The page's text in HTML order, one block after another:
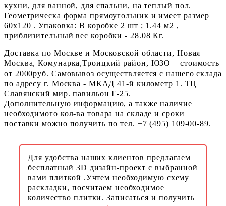
кухни, для ванной, для спальни, на теплый пол.
Геометрическа форма прямоугольник и имеет размер
60x120 . Упаковка: В коробке 2 шт ; 1.44 м2 ,
приблизительный вес коробки - 28.08 Кг.
Доставка по Москве и Московской области, Новая
Москва, Комунарка,Троицкий район, ЮЗО – стоимость
от 2000руб. Самовывоз осуществляется с нашего склада
по адресу г. Москва - МКАД 41-й километр 1. ТЦ
Славянский мир. павильон Г-25.
Дополнительную информацию, а также наличие
необходимого кол-ва товара на складе и сроки
поставки можно получить по тел. +7 (495) 109-00-89.
Для удобства наших клиентов предлагаем
бесплатный 3D дизайн-проект с выбранной
вами плиткой .Учтем необходимую схему
раскладки, посчитаем необходимое
количество плитки. Записаться и получить